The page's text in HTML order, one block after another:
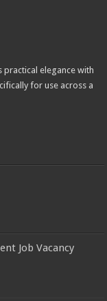
practical elegance with
for use across a
Job Vacancy